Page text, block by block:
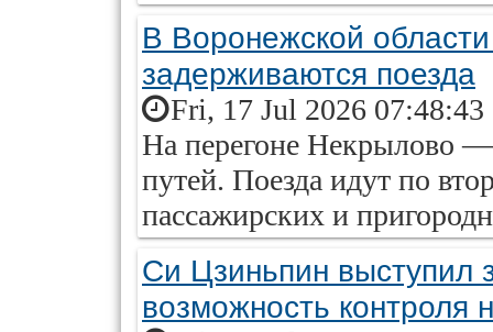
В Воронежской
задерживаются поезда
Fri, 17 Jul 2026 07:48:43
На перегоне Некрылово
путей. Поезда идут по
пассажирских и
Си Цзиньпин выступил
возможность контроля